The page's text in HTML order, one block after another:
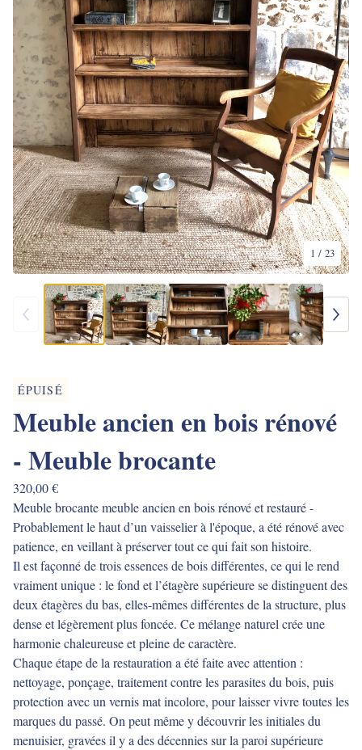
1 / 23
ÉPUISÉ
Meuble ancien en bois rénové
- Meuble brocante
320,00€
Meuble brocante meuble ancien en bois rénové et restauré -
Probablement le haut d’un vaisselier à l'époque, a été rénové avec
patience, en veillant à préserver tout ce qui fait son histoire.
Il est façonné de trois essences de bois différentes, ce qui le rend
vraiment unique : le fond et l’étagère supérieure se distinguent des
deux étagères du bas, elles-mêmes différentes de la structure, plus
dense et légèrement plus foncée. Ce mélange naturel crée une
harmonie chaleureuse et pleine de caractère.
Chaque étape de la restauration a été faite avec attention :
nettoyage, ponçage, traitement contre les parasites du bois, puis
protection avec un vernis mat incolore, pour laisser vivre toutes les
marques du passé. On peut même y découvrir les initiales du
menuisier, gravées il y a des décennies sur la paroi supérieure